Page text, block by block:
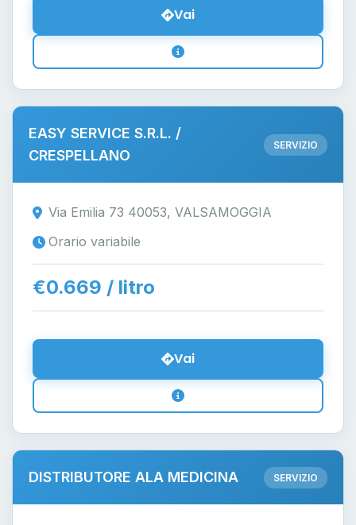
Vai
EASY SERVICE S.R.L. /
CRESPELLANO
SERVIZIO
Via Emilia 73 40053, VALSAMOGGIA
Orario variabile
€0.669 / litro
Vai
DISTRIBUTORE ALA MEDICINA SERVIZIO